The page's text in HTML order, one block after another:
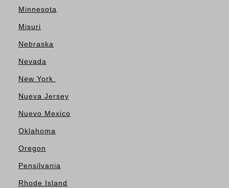
Minnesota
Misuri
Nebraska
Nevada
New York
Nueva Jersey
Nuevo Mexico
Oklahoma
Oregon
Pensilvania
Rhode Island